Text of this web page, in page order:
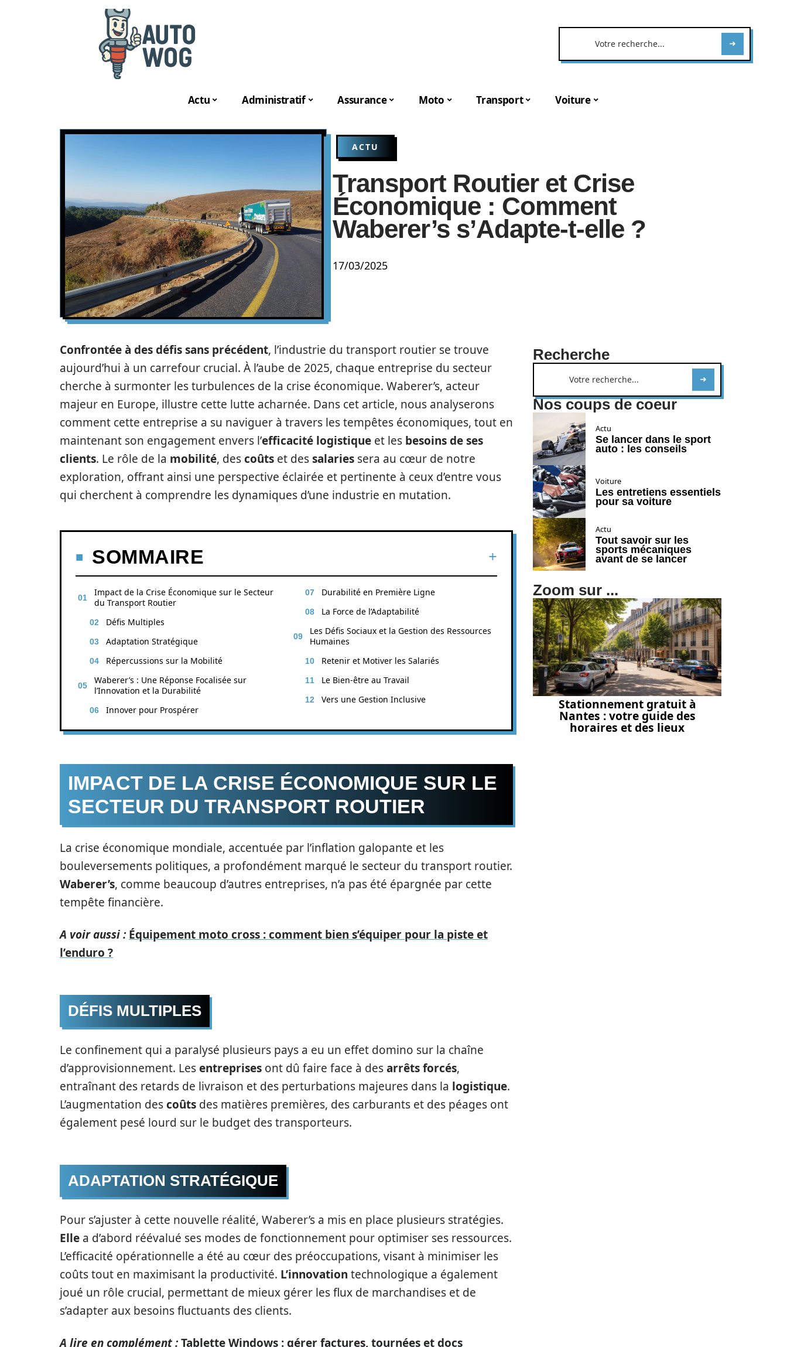
Actu Administratif Assurance Moto Transport Voiture
ACTU
Transport Routier et Crise
Économique : Comment
Waberer’s s’Adapte-t-elle ?
17/03/2025
Confrontée à des défis sans précédent, l’industrie du transport routier se trouve
aujourd’hui à un carrefour crucial. À l’aube de 2025, chaque entreprise du secteur
cherche à surmonter les turbulences de la crise économique. Waberer’s, acteur
majeur en Europe, illustre cette lutte acharnée. Dans cet article, nous analyserons
comment cette entreprise a su naviguer à travers les tempêtes économiques, tout en
maintenant son engagement envers l’efficacité logistique et les besoins de ses
clients. Le rôle de la mobilité, descoûts et dessalaries sera au cœur de notre
exploration, offrant ainsi une perspective éclairée et pertinente à ceux d’entre vous
qui cherchent à comprendre les dynamiques d’une industrie en mutation.
SOMMAIRE
Impact de la Crise Économique sur le Secteur
du Transport Routier
Défis Multiples
Adaptation Stratégique
Répercussions sur la Mobilité
Waberer’s : Une Réponse Focalisée sur
l’Innovation et la Durabilité
Innover pour Prospérer
Durabilité en Première Ligne
La Force de l’Adaptabilité
Les Défis Sociaux et la Gestion des Ressources
Humaines
Retenir et Motiver les Salariés
Le Bien-être au Travail
Vers une Gestion Inclusive
IMPACT DE LA CRISE ÉCONOMIQUE SUR LE
SECTEUR DU TRANSPORT ROUTIER
La crise économique mondiale, accentuée par l’inflation galopante et les
bouleversements politiques, a profondément marqué le secteur du transport routier.
Waberer’s, comme beaucoup d’autres entreprises, n’a pas été épargnée par cette
tempête financière.
A voir aussi : Équipement moto cross : comment bien s’équiper pour la piste et
l’enduro ?
DÉFIS MULTIPLES
Le confinement qui a paralysé plusieurs pays a eu un effet domino sur la chaîne
d’approvisionnement. Lesentreprises ont dû faire face à desarrêts forcés,
entraînant des retards de livraison et des perturbations majeures dans la logistique.
L’augmentation descoûts des matières premières, des carburants et des péages ont
également pesé lourd sur le budget des transporteurs.
ADAPTATION STRATÉGIQUE
Pour s’ajuster à cette nouvelle réalité, Waberer’s a mis en place plusieurs stratégies.
Elle a d’abord réévalué ses modes de fonctionnement pour optimiser ses ressources.
L’efficacité opérationnelle a été au cœur des préoccupations, visant à minimiser les
coûts tout en maximisant la productivité. L’innovation technologique a également
joué un rôle crucial, permettant de mieux gérer les flux de marchandises et de
s’adapter aux besoins fluctuants des clients.
A lire en complément :Tablette Windows : gérer factures, tournées et docs
Recherche
Nos coups de coeur
Actu
Se lancer dans le sport
auto : les conseils
Voiture
Les entretiens essentiels
pour sa voiture
Actu
Tout savoir sur les
sports mécaniques
avant de se lancer
Zoom sur ...
Stationnement gratuit à
Nantes : votre guide des
horaires et des lieux